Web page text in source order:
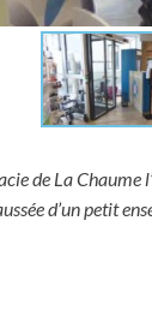
de La Chaume
d’un petit